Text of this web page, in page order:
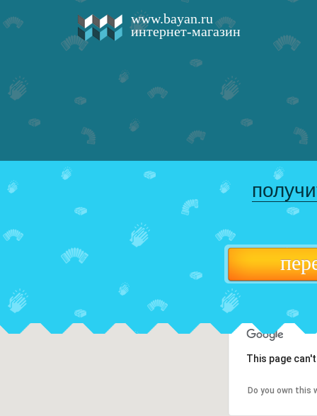
www.bayan.ru
интернет-магазин
This page
Do you own this